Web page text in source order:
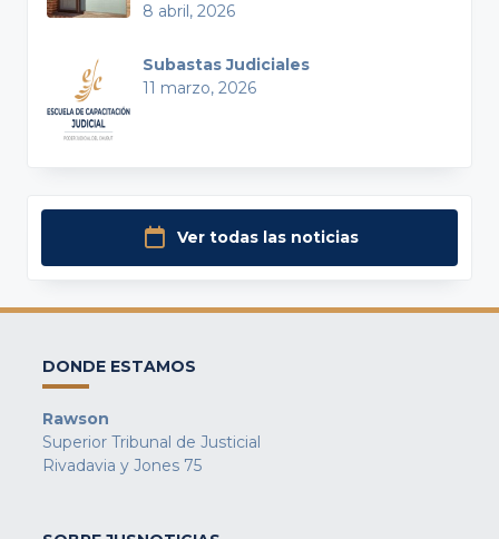
8 abril, 2026
Subastas Judiciales
11 marzo, 2026
Ver todas las noticias
DONDE ESTAMOS
Rawson
Superior Tribunal de Justicial
Rivadavia y Jones 75